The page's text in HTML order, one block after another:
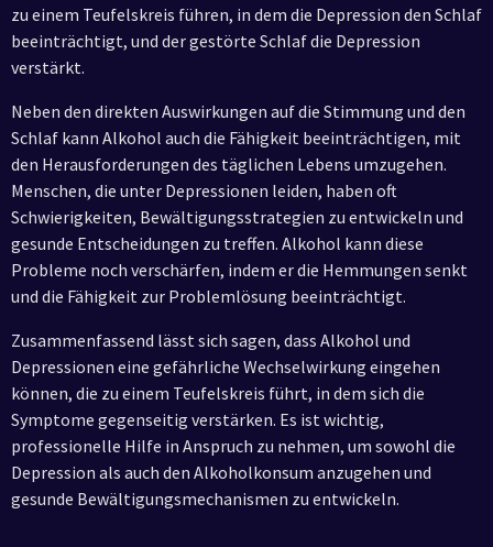
zu einem Teufelskreis führen, in dem die Depression den Schlaf
beeinträchtigt, und der gestörte Schlaf die Depression
verstärkt.
Neben den direkten Auswirkungen auf die Stimmung und den
Schlaf kann Alkohol auch die Fähigkeit beeinträchtigen, mit
den Herausforderungen des täglichen Lebens umzugehen.
Menschen, die unter Depressionen leiden, haben oft
Schwierigkeiten, Bewältigungsstrategien zu entwickeln und
gesunde Entscheidungen zu treffen. Alkohol kann diese
Probleme noch verschärfen, indem er die Hemmungen senkt
und die Fähigkeit zur Problemlösung beeinträchtigt.
Zusammenfassend lässt sich sagen, dass Alkohol und
Depressionen eine gefährliche Wechselwirkung eingehen
können, die zu einem Teufelskreis führt, in dem sich die
Symptome gegenseitig verstärken. Es ist wichtig,
professionelle Hilfe in Anspruch zu nehmen, um sowohl die
Depression als auch den Alkoholkonsum anzugehen und
gesunde Bewältigungsmechanismen zu entwickeln.